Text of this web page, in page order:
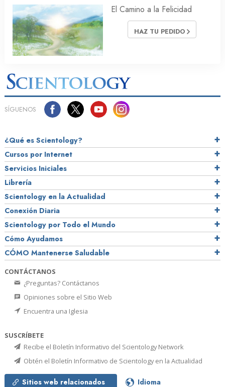
El Camino a la Felicidad
HAZ TU PEDIDO
SÍGUENOS
¿Qué es Scientology?
Cursos por Internet
Servicios Iniciales
Librería
Scientology en la Actualidad
Conexión Diaria
Scientology por Todo el Mundo
Cómo Ayudamos
CÓMO Mantenerse Saludable
CONTÁCTANOS
¿Preguntas? Contáctanos
Opiniones sobre el Sitio Web
Encuentra una Iglesia
SUSCRÍBETE
Recibe el Boletín Informativo del Scientology Network
Obtén el Boletín Informativo de Scientology en la Actualidad
Sitios web relacionados Idioma